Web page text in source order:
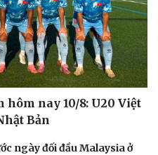
hôm nay 10/8: U20 Việt
Bản
ngày đối đầu Malaysia ở